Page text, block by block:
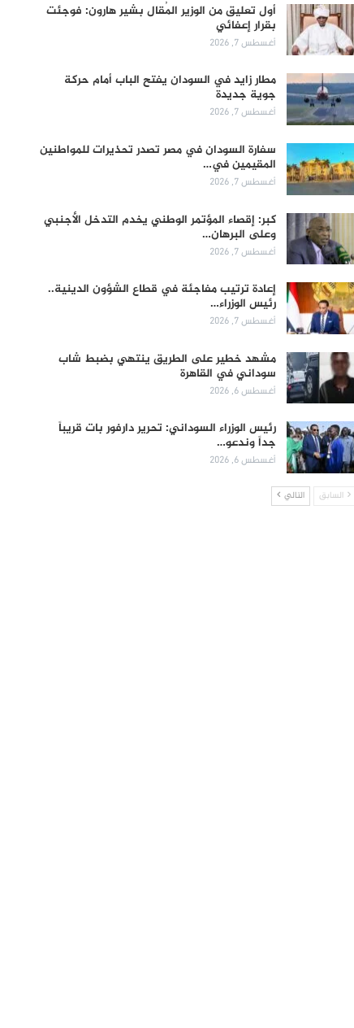
أول تعليق من الوزير المُقال بشير هارون: فوجئت
بقرار إعفائي
أغسطس 7, 2026
مطار زايد في السودان يفتح الباب أمام حركة
جوية جديدة
أغسطس 7, 2026
سفارة السودان في مصر تصدر تحذيرات للمواطنين
المقيمين في…
أغسطس 7, 2026
كبر: إقصاء المؤتمر الوطني يخدم التدخل الأجنبي
وعلى البرهان…
أغسطس 7, 2026
إعادة ترتيب مفاجئة في قطاع الشؤون الدينية..
رئيس الوزراء…
أغسطس 7, 2026
مشهد خطير على الطريق ينتهي بضبط شاب
سوداني في القاهرة
أغسطس 6, 2026
رئيس الوزراء السوداني: تحرير دارفور بات قريباً
جداً وندعو…
أغسطس 6, 2026
السابق التالي